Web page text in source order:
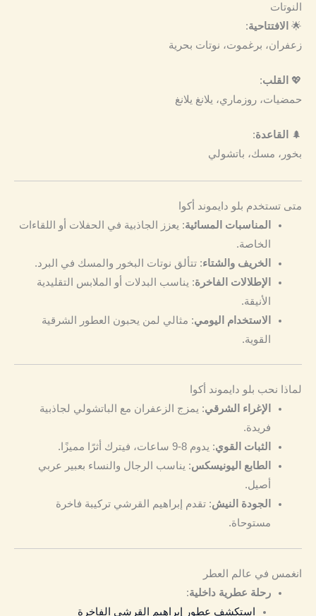
النوتات
🌟 الافتتاحية:
زعفران، برغموت، نوتات بحرية
💖 القلب:
حمضيات، روزماري، يلانغ يلانغ
🌲 القاعدة:
بخور، مسك، باتشولي
متى تستخدم بلو دايموند أكوا
المناسبات المسائية: يعزز الجاذبية في الحفلات أو اللقاءات
الخاصة.
الخريف والشتاء: تتألق نوتات البخور والمسك في البرد.
الإطلالات الفاخرة: يناسب البدلات أو الملابس التقليدية
الأنيقة.
الاستخدام اليومي: مثالي لمن يحبون العطور الشرقية
القوية.
لماذا نحب بلو دايموند أكوا
الإغراء الشرقي: يمزج الزعفران مع الباتشولي لجاذبية
فريدة.
الثبات القوي: يدوم 8-9 ساعات، فيترك أثرًا مميزًا.
الطابع اليونيسكس: يناسب الرجال والنساء بعبير عربي
أصيل.
الجودة النيش: تقدم إبراهيم القرشي تركيبة فاخرة
مستوحاة.
انغمس في عالم العطر
رحلة عطرية داخلية:
استكشف عطور إبراهيم القرشي الفاخرة